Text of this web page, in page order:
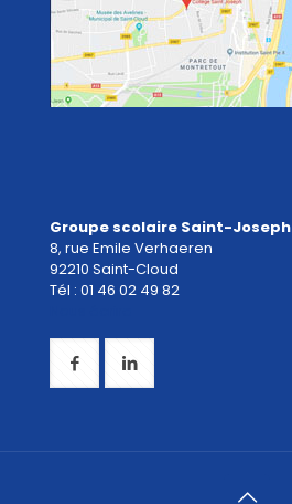
Groupe scolaire Saint-Joseph
8, rue Emile Verhaeren
92210 Saint-Cloud
Tél : 01 46 02 49 82